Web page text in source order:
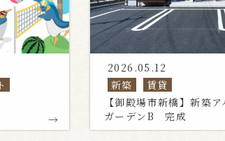
2026.05.12
新築
賃貸
【御殿場市新橋】新築
ガーデンB 完成